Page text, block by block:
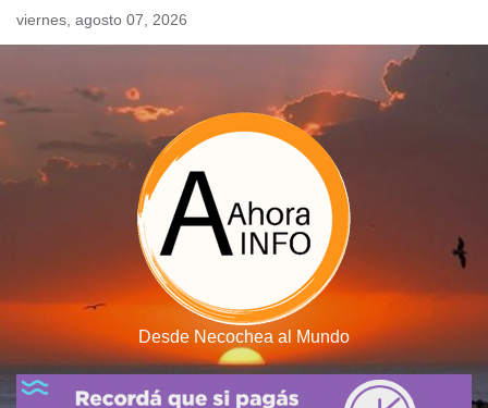
Skipviernes, agosto 07, 2026
Desde Necochea al Mundo